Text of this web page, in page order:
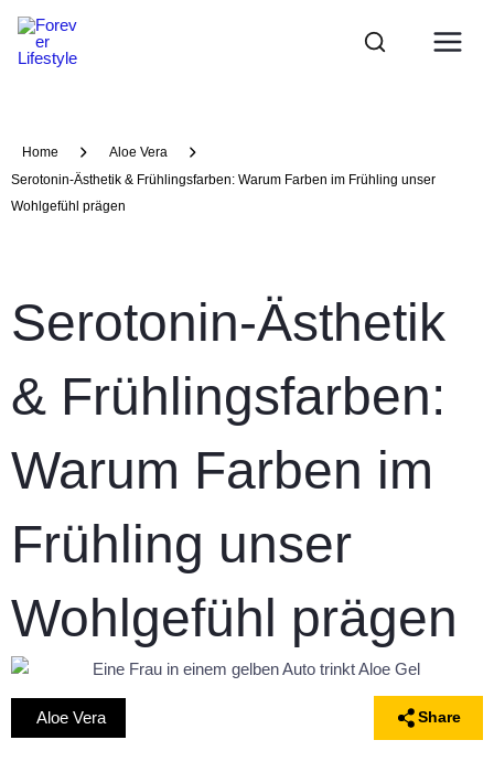
Inhalt
springen
Home
Aloe Vera
Serotonin-Ästhetik & Frühlingsfarben: Warum Farben im Frühling unser
Wohlgefühl prägen
Serotonin-Ästhetik
& Frühlingsfarben:
Warum Farben im
Frühling unser
Wohlgefühl prägen
Aloe Vera Share